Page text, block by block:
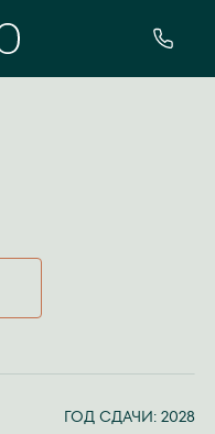
ГОД СДАЧИ: 2028